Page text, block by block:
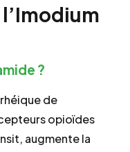
?
de
opioïdes
augmente la